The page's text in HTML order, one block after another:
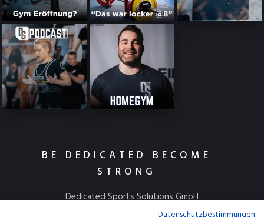
BE DEDICATED BECOME
STRONG
Dedicated Sports Solutions GmbH
Kulmbacher Straße 115